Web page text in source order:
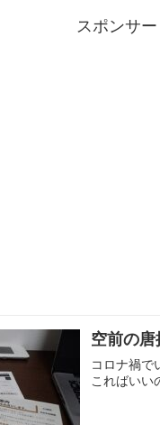
スポンサ
空前の唐
コロナ禍で
こればいい